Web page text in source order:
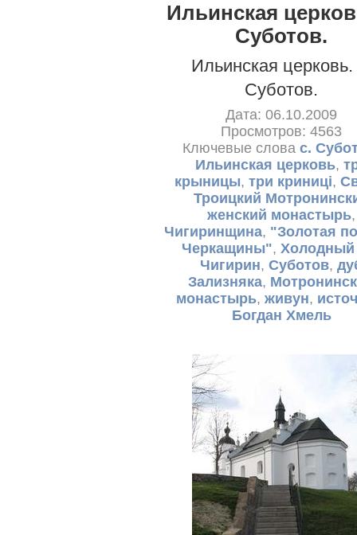
Ильинская
Суботов.
Ильинская церковь.
Суботов.
Дата: 06.10.2009
Просмотров: 4563
Ключевые слова с.
Ильинская церковь,
крыницы, три криниці,
Троицкий
женский монастырь,
Чигиринщина, "Золотая
Черкащины",
Чигирин, Суботов,
Зализняка,
монастырь, живун,
Богдан Хмель